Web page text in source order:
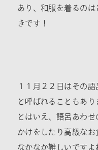
あり、和服を着るのは
きです！
１１月２２日はその
と呼ばれることもあり
とはいえ、語呂あわ
かけをしたり高級な
なかなか難しいですよ